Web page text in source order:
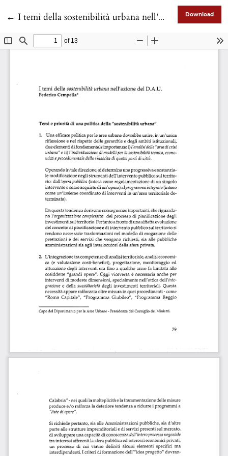
← Return to Article Details
I temi della sostenibilità urbana nell'azione del D.A.U. Download